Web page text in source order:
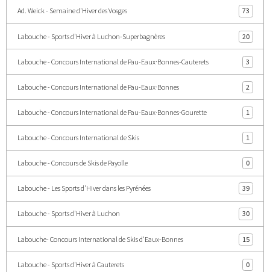
Ad. Weick - Semaine d'Hiver des Vosges 73
Labouche - Sports d'Hiver à Luchon-Superbagnères 20
Labouche - Concours International de Pau-Eaux·Bonnes-Cauterets 3
Labouche - Concours International de Pau-Eaux·Bonnes 2
Labouche - Concours International de Pau-Eaux·Bonnes-Gourette 1
Labouche - Concours International de Skis 1
Labouche - Concours de Skis de Payolle 0
Labouche - Les Sports d'Hiver dans les Pyrénées 39
Labouche - Sports d'Hiver à Luchon 30
Labouche- Concours International de Skis d'Eaux-Bonnes 15
Labouche - Sports d'Hiver à Cauterets 0